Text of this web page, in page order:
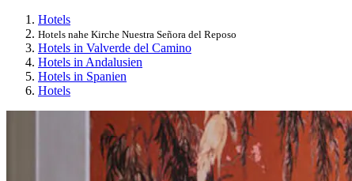
Hotels
Hotels nahe Kirche Nuestra Señora del Reposo
Hotels in Valverde del Camino
Hotels in Andalusien
Hotels in Spanien
Hotels